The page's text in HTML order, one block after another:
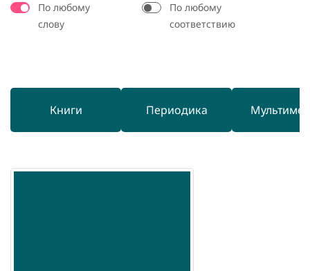
По любому
слову
По любому
соответствию
Книги Периодика